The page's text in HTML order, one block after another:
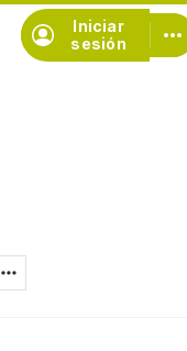
Iniciar
sesión